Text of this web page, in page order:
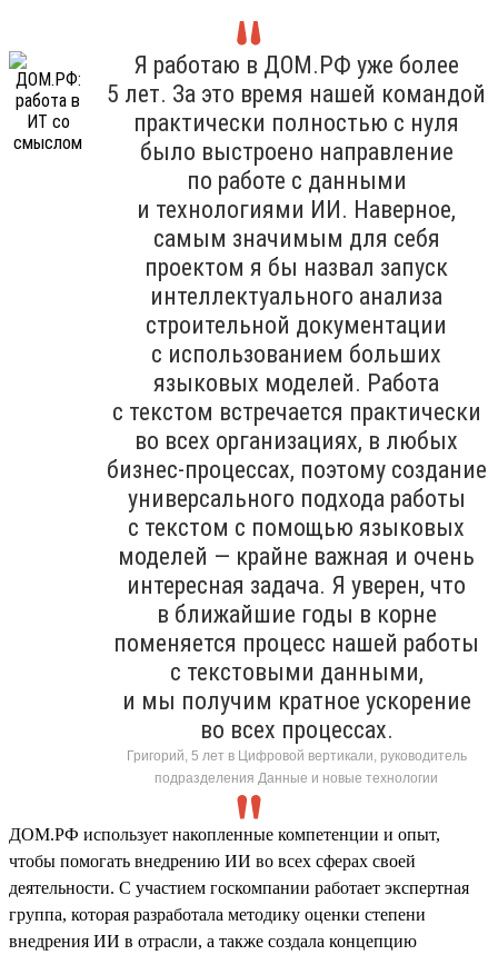
Я работаю в ДОМ.РФ уже более
5 лет. За это время нашей командой
практически полностью с нуля
было выстроено направление
по работе с данными
и технологиями ИИ. Наверное,
самым значимым для себя
проектом я бы назвал запуск
интеллектуального анализа
строительной документации
с использованием больших
языковых моделей. Работа
с текстом встречается практически
во всех организациях, в любых
бизнес-процессах, поэтому создание
универсального подхода работы
с текстом с помощью языковых
моделей — крайне важная и очень
интересная задача. Я уверен, что
в ближайшие годы в корне
поменяется процесс нашей работы
с текстовыми данными,
и мы получим кратное ускорение
во всех процессах.
Григорий, 5 лет в Цифровой вертикали, руководитель
подразделения Данные и новые технологии
ДОМ.РФ использует накопленные компетенции и опыт,
чтобы помогать внедрению ИИ во всех сферах своей
деятельности. С участием госкомпании работает экспертная
группа, которая разработала методику оценки степени
внедрения ИИ в отрасли, а также создала концепцию